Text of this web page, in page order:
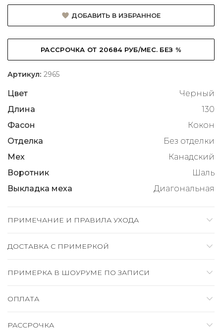
ДОБАВИТЬ В ИЗБРАННОЕ
РАССРОЧКА ОТ 20684 РУБ/МЕС. БЕЗ %
Артикул: 2965
Цвет
Черный
Длина
130
Фасон
Кокон
Отделка
Без отделки
Мех
Канадский
Воротник
Шаль
Выкладка меха
Диагональная
ПРИМЕЧАНИЕ И ПРАВИЛА УХОДА
ДОСТАВКА C ПРИМЕРКОЙ
ПРИМЕРКА В ШОУРУМЕ ПО ЗАПИСИ
ОПЛАТА
РАССРОЧКА